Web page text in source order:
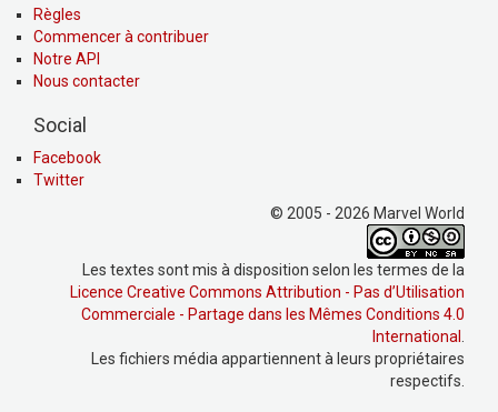
Règles
Commencer à contribuer
Notre API
Nous contacter
Social
Facebook
Twitter
© 2005 - 2026 Marvel World
Les textes sont mis à disposition selon les termes de la
Licence Creative Commons Attribution - Pas d’Utilisation
Commerciale - Partage dans les Mêmes Conditions 4.0
International
Les fichiers média appartiennent à leurs propriétaires
respectifs.